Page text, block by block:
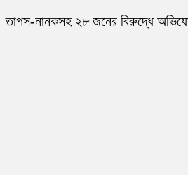
তাপস-নানকসহ ২৮ জনের বিরুদ্ধে